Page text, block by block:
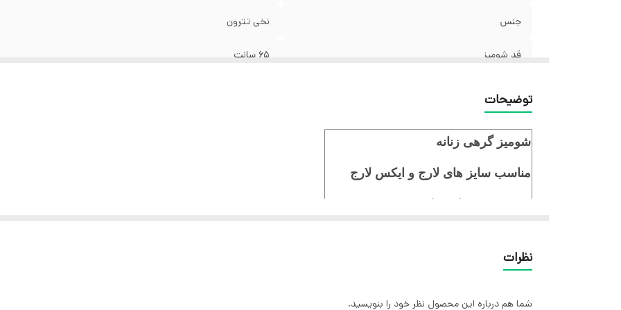
جنس نخی تترون
قد شومیز 65 سانت
توضیحات
شومیز گرهی زنانه
مناسب سایز های لارج و ایکس لارج
نظرات
شما هم درباره این محصول نظر خود را بنویسید.